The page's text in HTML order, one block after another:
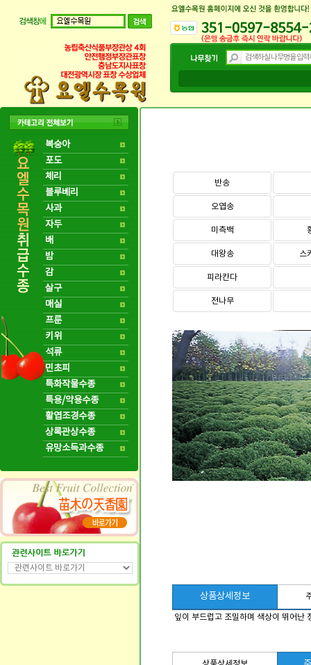
복숭아
포도
체리
블루베리
사과
자두
배
밤
감
살구
매실
프룬
키위
석류
민초피
특화작물수종
특용/약용수종
활엽조경수종
상록관상수종
유망소득과수종
반송
오엽송
미측백
대왕송 스
피라칸다
전나무
상품상세정보
잎이 부드럽고 조밀하며 색상이 뛰어난